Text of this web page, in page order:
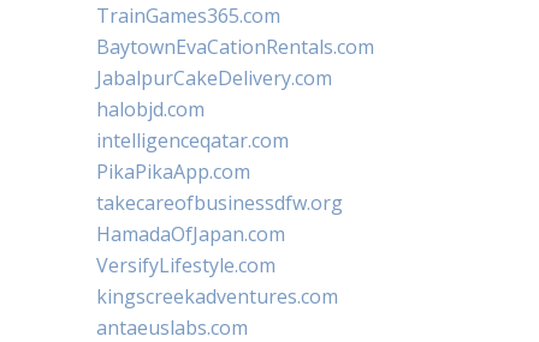
TrainGames365.com
BaytownEvaCationRentals.com
JabalpurCakeDelivery.com
halobjd.com
intelligenceqatar.com
PikaPikaApp.com
takecareofbusinessdfw.org
HamadaOfJapan.com
VersifyLifestyle.com
kingscreekadventures.com
antaeuslabs.com